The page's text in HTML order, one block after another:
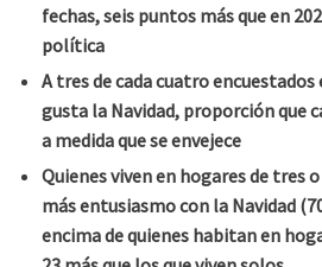
fechas, seis puntos más que en
política
A tres de cada cuatro encuestados
gusta la Navidad, proporción que
a medida que se envejece
Quienes viven en hogares de tres
más entusiasmo con la Navidad
encima de quienes habitan en